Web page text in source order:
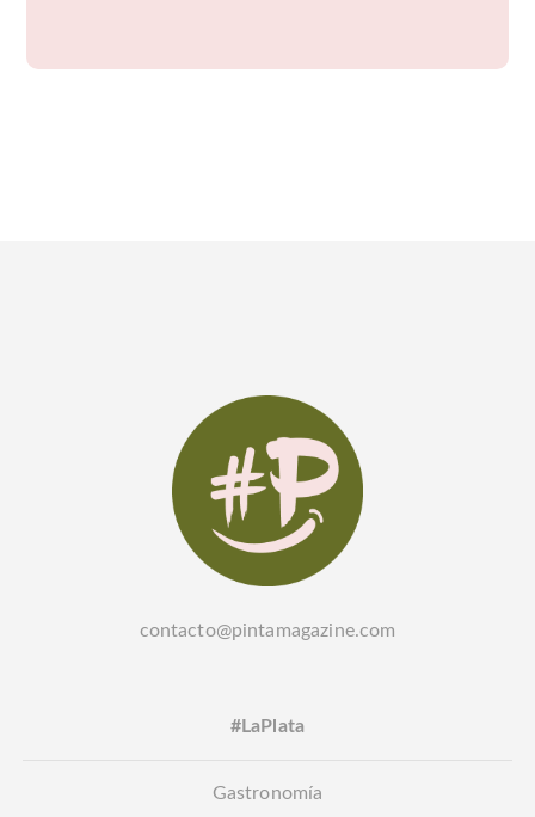
contacto@pintamagazine.com
#LaPlata
Gastronomía